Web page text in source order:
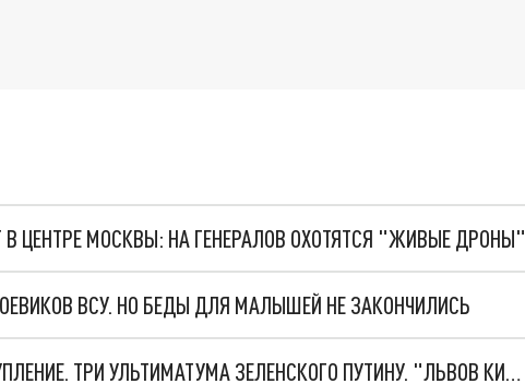
ЦЕНТРЕ МОСКВЫ: НА ГЕНЕРАЛОВ ОХОТЯТСЯ "ЖИВЫЕ ДРОНЫ"
ВСУ. НО БЕДЫ ДЛЯ МАЛЫШЕЙ НЕ ЗАКОНЧИЛИСЬ
НОВОЕ МАСШТАБНЕЙШЕЕ НАСТУПЛЕНИЕ. ТРИ УЛЬТИМАТУМА ЗЕЛЕНСКОГО ПУТИНУ. "ЛЬВОВ КИМА" ПОСТАВЯТ НА ПВО? ГЛОБАЛЬНЫЙ ПРОРЫВ ПОД ЗАПОРОЖЬЕМ